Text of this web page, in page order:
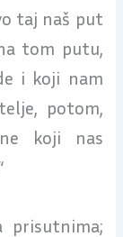
taj naš put
tom putu,
i koji nam
potom,
koji nas
prisutnima;